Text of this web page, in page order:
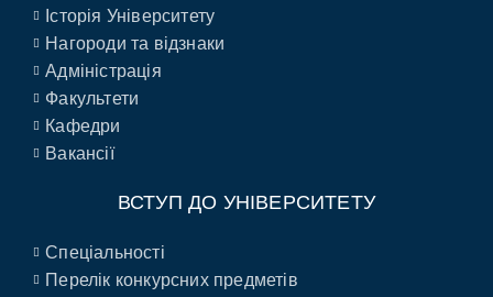
Історія Університету
Нагороди та відзнаки
Адміністрація
Факультети
Кафедри
Вакансії
ВСТУП ДО УНІВЕРСИТЕТУ
Спеціальності
Перелік конкурсних предметів